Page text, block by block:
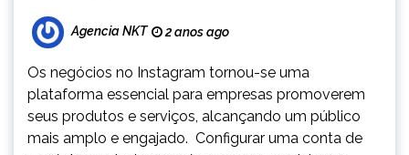
Agencia NKT 2 anos ago
Os negócios no Instagram tornou-se uma
plataforma essencial para empresas promoverem
seus produtos e serviços, alcançando um público
mais amplo e engajado. Configurar uma conta de